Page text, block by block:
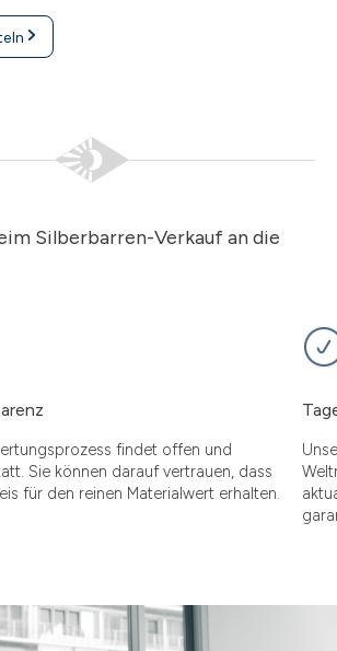
Silberbarren-Verkauf an die
findet offen und
Sie können darauf vertrauen, dass
für den reinen Materialwert erhalten.